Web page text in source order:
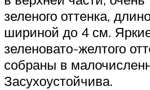
зеленого оттенка,
шириной до 4 см.
зеленовато-желтого
собраны в
Засухоустойчива.